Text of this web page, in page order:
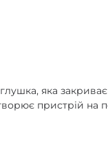
яка
пристрій